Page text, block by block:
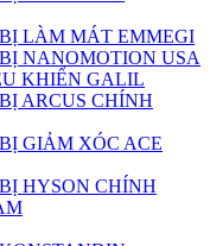
LÀM MÁT EMMEGI
NANOMOTION USA
KHIỂN GALIL
ARCUS CHÍNH
GIẢM XÓC ACE
HYSON CHÍNH